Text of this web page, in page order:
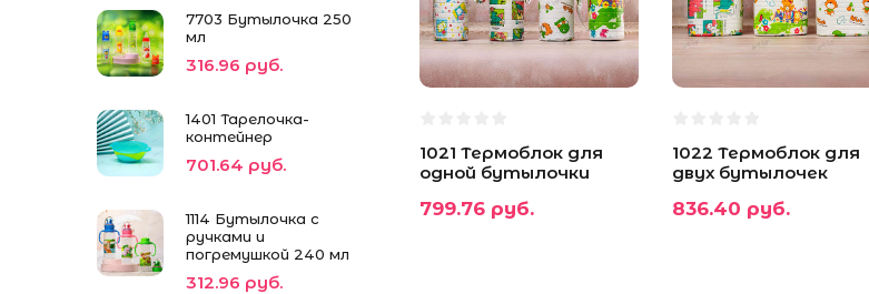
1021 Термоблок для
одной бутылочки
799.76 руб.
1022 Термоблок для
двух бутылочек
836.40 руб.
7703 Бутылочка 250
мл
316.96 руб.
1401 Тарелочка-
контейнер
701.64 руб.
1114 Бутылочка с
ручками и
погремушкой 240 мл
312.96 руб.